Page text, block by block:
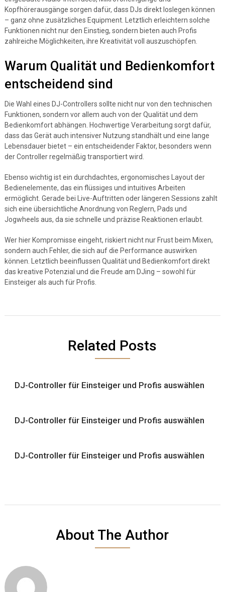
Kopfhörerausgänge sorgen dafür, dass DJs direkt loslegen können
– ganz ohne zusätzliches Equipment. Letztlich erleichtern solche
Funktionen nicht nur den Einstieg, sondern bieten auch Profis
zahlreiche Möglichkeiten, ihre Kreativität voll auszuschöpfen.
Warum Qualität und Bedienkomfort
entscheidend sind
Die Wahl eines DJ-Controllers sollte nicht nur von den technischen
Funktionen, sondern vor allem auch von der Qualität und dem
Bedienkomfort abhängen. Hochwertige Verarbeitung sorgt dafür,
dass das Gerät auch intensiver Nutzung standhält und eine lange
Lebensdauer bietet – ein entscheidender Faktor, besonders wenn
der Controller regelmäßig transportiert wird.
Ebenso wichtig ist ein durchdachtes, ergonomisches Layout der
Bedienelemente, das ein flüssiges und intuitives Arbeiten
ermöglicht. Gerade bei Live-Auftritten oder längeren Sessions zahlt
sich eine übersichtliche Anordnung von Reglern, Pads und
Jogwheels aus, da sie schnelle und präzise Reaktionen erlaubt.
Wer hier Kompromisse eingeht, riskiert nicht nur Frust beim Mixen,
sondern auch Fehler, die sich auf die Performance auswirken
können. Letztlich beeinflussen Qualität und Bedienkomfort direkt
das kreative Potenzial und die Freude am DJing – sowohl für
Einsteiger als auch für Profis.
Related Posts
DJ-Controller für Einsteiger und Profis auswählen
DJ-Controller für Einsteiger und Profis auswählen
DJ-Controller für Einsteiger und Profis auswählen
About The Author